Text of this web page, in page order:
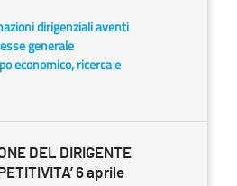
dirigenziali aventi
generale
economico, ricerca e
DEL DIRIGENTE
6 aprile